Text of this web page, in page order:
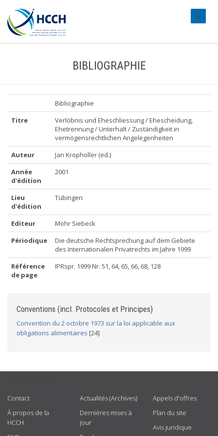
BIBLIOGRAPHIE
Bibliographie
Titre
Verlöbnis und Eheschliessung / Ehescheidung,
Ehetrennung / Unterhalt / Zuständigkeit in
vermögensrechtlichen Angelegenheiten
Auteur
Jan Kropholler (ed.)
Année
d'édition
2001
Lieu
d'édition
Tübingen
Editeur
Mohr Siebeck
Périodique
Die deutsche Rechtsprechung auf dem Gebiete
des Internationalen Privatrechts im Jahre 1999
Référence
de page
IPRspr. 1999 Nr. 51, 64, 65, 66, 68, 128
Conventions (incl. Protocoles et Principes)
Convention du 2 octobre 1973 sur la loi applicable aux
obligations alimentaires [24]
Contact
À propos de la
HCCH
Actualités (Archives)
Dernières mises à
jour
Appels d'offres
Plan du site
Avis juridique